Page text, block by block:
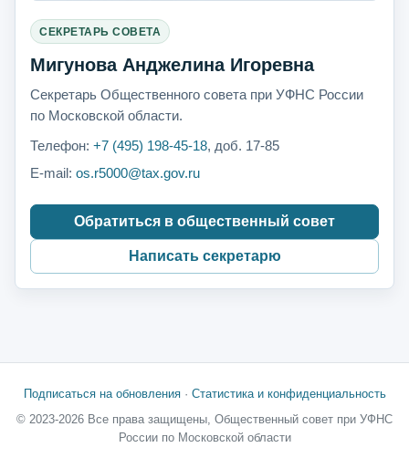
СЕКРЕТАРЬ СОВЕТА
Мигунова Анджелина Игоревна
Секретарь Общественного совета при УФНС России
по Московской области.
Телефон: +7 (495) 198-45-18, доб. 17-85
E-mail: os.r5000@tax.gov.ru
Обратиться в общественный совет
Написать секретарю
Подписаться на обновления· Статистика и конфиденциальность
© 2023-2026 Все права защищены, Общественный совет при УФНС
России по Московской области